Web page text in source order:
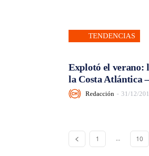
TENDENCIAS
Explotó el verano:
la Costa Atlántica
Redacción - 31/12/
1 ... 10